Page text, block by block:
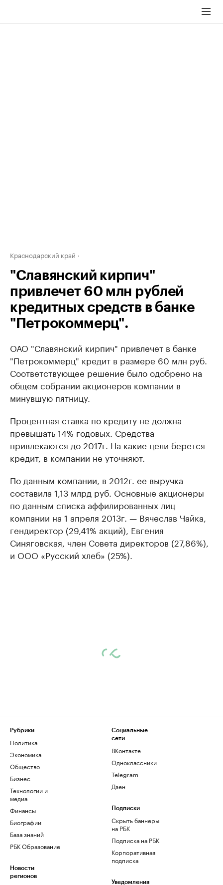
Краснодарский край
"Славянский кирпич"
привлечет 60 млн рублей
кредитных средств в банке
"Петрокоммерц".
ОАО "Славянский кирпич" привлечет в банке
"Петрокоммерц" кредит в размере 60 млн руб.
Соответствующее решение было одобрено на
общем собрании акционеров компании в
минувшую пятницу.
Процентная ставка по кредиту не должна
превышать 14% годовых. Средства
привлекаются до 2017г. На какие цели берется
кредит, в компании не уточняют.
По данным компании, в 2012г. ее выручка
составила 1,13 млрд руб. Основные акционеры
по данным списка аффилированных лиц
компании на 1 апреля 2013г. — Вячеслав Чайка,
гендиректор (29,41% акций), Евгения
Синяговская, член Совета директоров (27,86%),
и ООО «Русский хлеб» (25%).
Рубрики
Политика
Экономика
Общество
Бизнес
Технологии и
медиа
Финансы
Биографии
База знаний
РБК Образование
Новости
регионов
Социальные
сети
ВКонтакте
Одноклассники
Telegram
Дзен
Подписки
Скрыть баннеры
на РБК
Подписка на РБК
Корпоративная
подписка
Уведомления